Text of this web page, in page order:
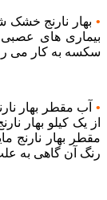
• بهار نارنج
بیماری های
سکسه به کار می
• آب مقطر بهار
از یک کیلو بهار
مقطر بهار نارنج
رنگ آن گاهی به